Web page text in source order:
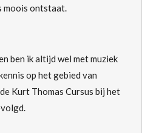
moois ontstaat.
ben ik altijd wel met muziek
op het gebied van
Kurt Thomas Cursus bij het